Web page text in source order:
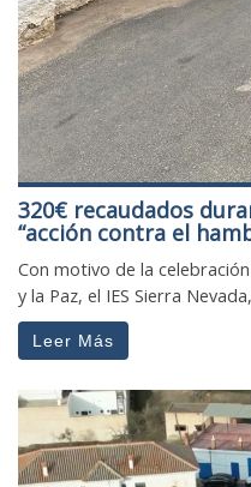
320€ recaudados
“acción contra el
Con motivo de la
y la Paz, el IES Sierra
Leer Más